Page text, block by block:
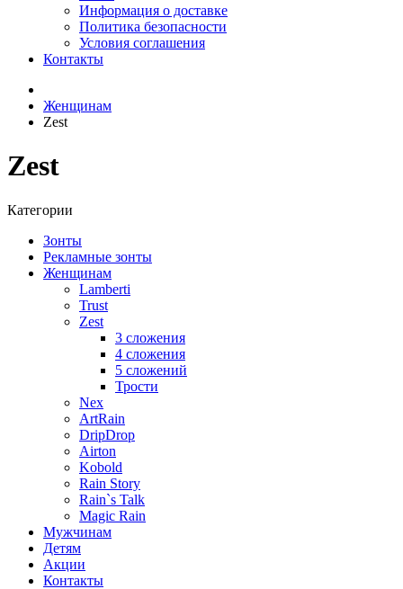
Информация о доставке
Политика безопасности
Условия соглашения
Контакты
Женщинам
Zest
Zest
Категории
Зонты
Рекламные зонты
Женщинам
Lamberti
Trust
Zest
3 сложения
4 сложения
5 сложений
Трости
Nex
ArtRain
DripDrop
Airton
Kobold
Rain Story
Rain`s Talk
Magic Rain
Мужчинам
Детям
Акции
Контакты